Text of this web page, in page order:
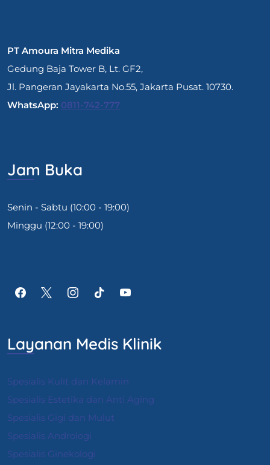
PT Amoura Mitra Medika
Gedung Baja Tower B, Lt. GF2,
Jl. Pangeran Jayakarta No.55, Jakarta Pusat. 10730.
WhatsApp: 0811-742-777
Jam Buka
Senin - Sabtu (10:00 - 19:00)
Minggu (12:00 - 19:00)
Layanan Medis Klinik
Spesialis Kulit dan Kelamin
Spesialis Estetika dan Anti Aging
Spesialis Gigi dan Mulut
Spesialis Andrologi
Spesialis Ginekologi